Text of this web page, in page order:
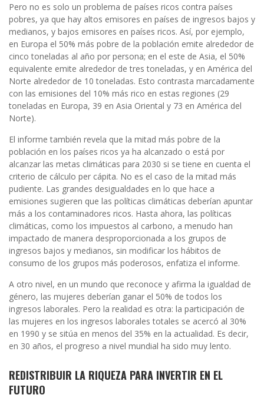
Pero no es solo un problema de países ricos contra países
pobres, ya que hay altos emisores en países de ingresos bajos y
medianos, y bajos emisores en países ricos. Así, por ejemplo,
en Europa el 50% más pobre de la población emite alrededor de
cinco toneladas al año por persona; en el este de Asia, el 50%
equivalente emite alrededor de tres toneladas, y en América del
Norte alrededor de 10 toneladas. Esto contrasta marcadamente
con las emisiones del 10% más rico en estas regiones (29
toneladas en Europa, 39 en Asia Oriental y 73 en América del
Norte).
El informe también revela que la mitad más pobre de la
población en los países ricos ya ha alcanzado o está por
alcanzar las metas climáticas para 2030 si se tiene en cuenta el
criterio de cálculo per cápita. No es el caso de la mitad más
pudiente. Las grandes desigualdades en lo que hace a
emisiones sugieren que las políticas climáticas deberían apuntar
más a los contaminadores ricos. Hasta ahora, las políticas
climáticas, como los impuestos al carbono, a menudo han
impactado de manera desproporcionada a los grupos de
ingresos bajos y medianos, sin modificar los hábitos de
consumo de los grupos más poderosos, enfatiza el informe.
A otro nivel, en un mundo que reconoce y afirma la igualdad de
género, las mujeres deberían ganar el 50% de todos los
ingresos laborales. Pero la realidad es otra: la participación de
las mujeres en los ingresos laborales totales se acercó al 30%
en 1990 y se sitúa en menos del 35% en la actualidad. Es decir,
en 30 años, el progreso a nivel mundial ha sido muy lento.
REDISTRIBUIR LA RIQUEZA PARA INVERTIR EN EL
FUTURO